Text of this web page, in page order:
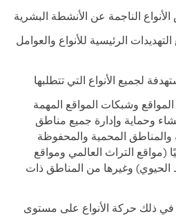
الناجمة عن الأنشطة البشرية
الرئيسية للأنواع والعوامل
لجميع الأنواع التي تتطلبها
وشبكات المواقع المهمة
وحماية وإدارة جميع مناطق
والمناطق المحمية والمحفوظة
(مواقع التراث العالمي ومواقع
وغيرها من المناطق ذات
في ذلك حركة الأنواع على مستوى